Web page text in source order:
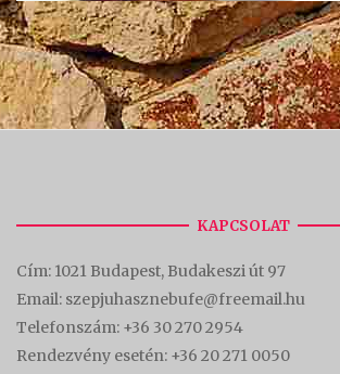
KAPCSOLAT
Cím: 1021 Budapest, Budakeszi út 97
Email: szepjuhasznebufe@freemail.hu
Telefonszám: +36 30 270 2954
Rendezvény esetén: +36 20 271 0050